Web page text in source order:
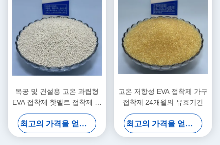
목공 및 건설용 고온 과립형
EVA 접착제 핫멜트 접착제 논
마킹
최고의 가격을 얻으십시오
고온 저항성 EVA 접착제 가구
접착제 24개월의 유효기간
최고의 가격을 얻으십시오